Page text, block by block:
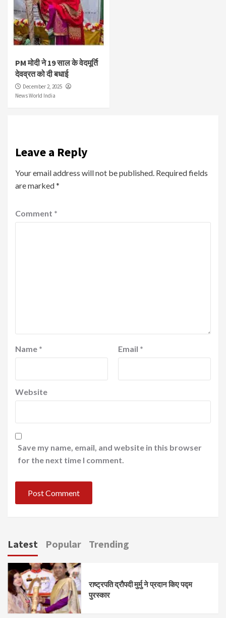
PM मोदी ने 19 साल के वेदमूर्ति
देवव्रत को दी बधाई
December 2, 2025
News World India
Leave a Reply
Your email address will not be published. Required fields
are marked*
Comment *
Name * Email *
Website
Save my name, email, and website in this browser
for the next time I comment.
Latest Popular Trending
राष्ट्रपति द्रौपदी मुर्मु ने प्रदान किए पद्म
पुरस्कार